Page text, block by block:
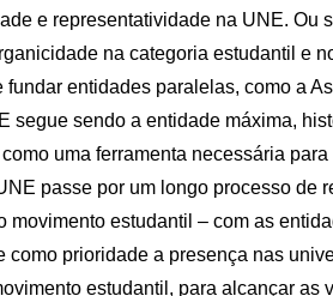
e representatividade na UNE. Ou
na categoria estudantil e
entidades paralelas, como a
segue sendo a entidade máxima,
uma ferramenta necessária
passe por um longo processo de
movimento estudantil – com as
como prioridade a presença nas
estudantil, para alcançar as